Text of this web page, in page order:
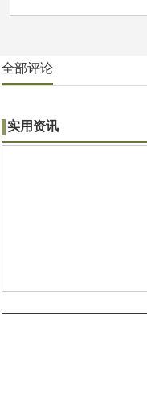
全部评论
实用资讯